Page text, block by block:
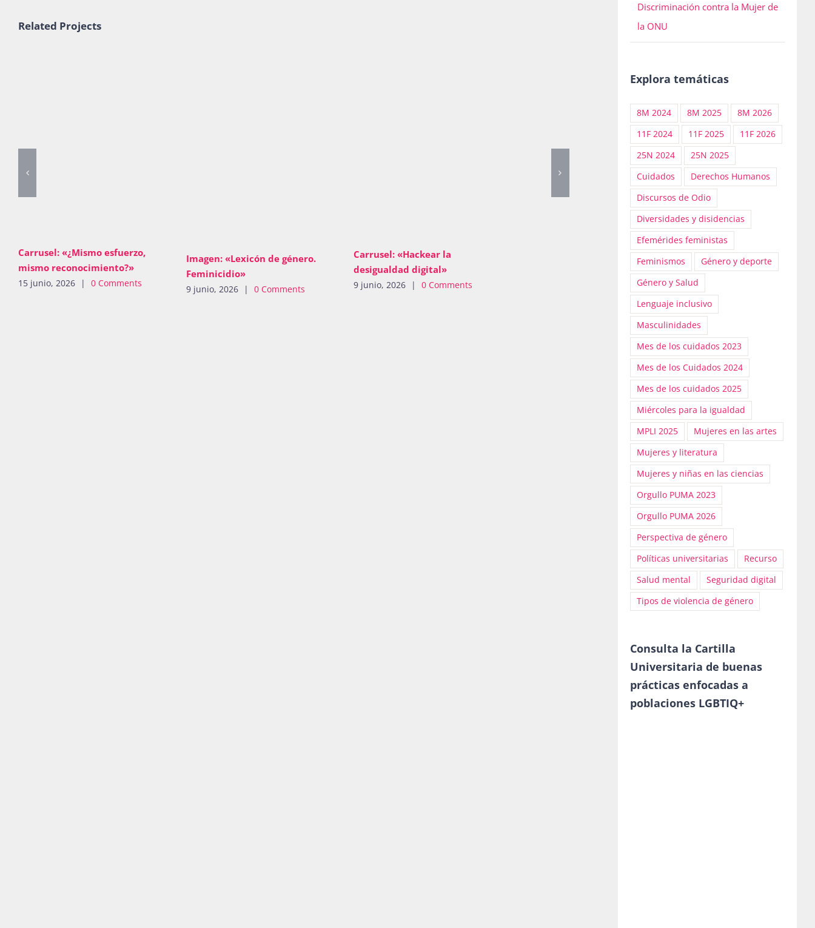
Related Projects
Carrusel: «¿Mismo esfuerzo,
mismo reconocimiento?»
15 junio, 2026 | 0 Comments
Imagen: «Lexicón de género.
Feminicidio»
9 junio, 2026 | 0 Comments
Carrusel: «Hackear la
desigualdad digital»
9 junio, 2026 | 0 Comments
Discriminación contra la Mujer de
la ONU
Explora temáticas
8M 2024 8M 2025
8M 2026
11F 2024
11F 2025
11F 2026
25N 2024
25N 2025
Cuidados
Derechos Humanos
Discursos de Odio
Diversidades y disidencias
Efemérides feministas
Feminismos
Género y deporte
Género y Salud
Lenguaje inclusivo
Masculinidades
Mes de los cuidados 2023
Mes de los Cuidados 2024
Mes de los cuidados 2025
Miércoles para la igualdad
MPLI 2025
Mujeres en las artes
Mujeres y literatura
Mujeres y niñas en las ciencias
Orgullo PUMA 2023
Orgullo PUMA 2026
Perspectiva de género
Políticas universitarias
Recurso
Salud mental
Seguridad digital
Tipos de violencia de género
Consulta la Cartilla
Universitaria de buenas
prácticas enfocadas a
poblaciones LGBTIQ+